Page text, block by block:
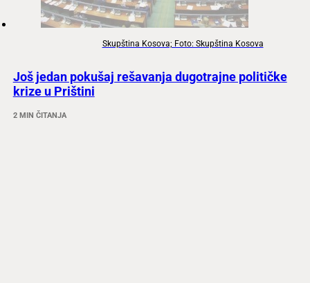
Skupština Kosova; Foto: Skupština Kosova
Još jedan pokušaj rešavanja dugotrajne političke
krize u Prištini
2 MIN ČITANJA